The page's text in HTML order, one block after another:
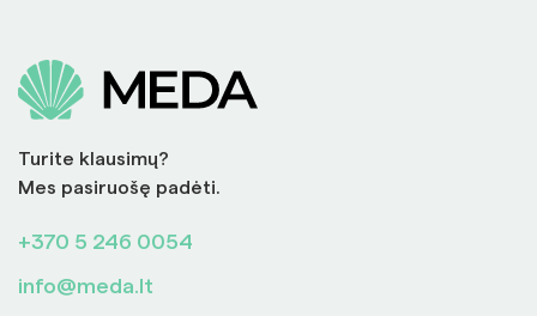
Turite klausimų?
Mes pasiruošę padėti.
+370 5 246 0054
info@meda.lt